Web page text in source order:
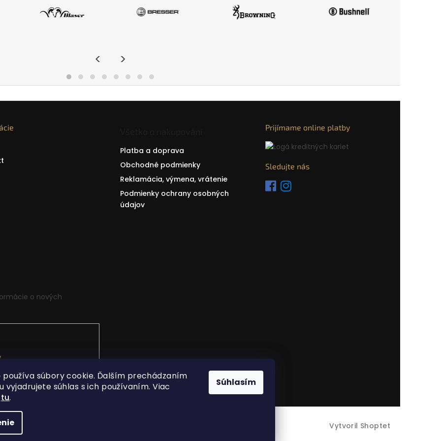
používa súbory cookie. Ďalším prechádzaním
vyjadrujete súhlas s ich používaním. Viac
tu.
Súhlasím
< >
Platba a doprava
Obchodné podmienky
Reklamácia, výmena, vrátenie
Podmienky ochrany osobných
údajov
Prijímame online platby
Sledujte nás
o nových
.
Vytvoril Shoptet